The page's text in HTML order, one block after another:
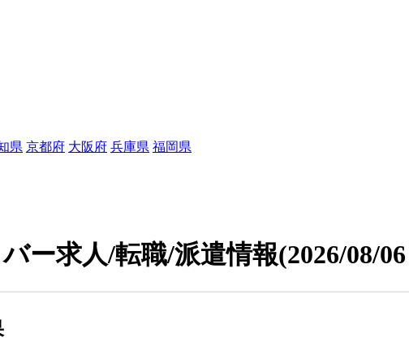
県 京都府 大阪府 兵庫県 福岡県
ー求人/転職/派遣情報(2026/08/